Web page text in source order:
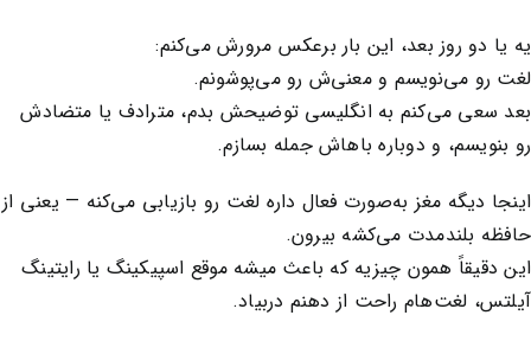
یه یا دو روز بعد، این بار برعکس مرورش می‌کنم:
لغت رو می‌نویسم و معنی‌ش رو می‌پوشونم.
بعد سعی می‌کنم به انگلیسی توضیحش بدم، مترادف یا متضادش
رو بنویسم، و دوباره باهاش جمله بسازم.
اینجا دیگه مغز به‌صورت فعال داره لغت رو بازیابی می‌کنه — یعنی از
حافظه بلندمدت می‌کشه بیرون.
این دقیقاً همون چیزیه که باعث میشه موقع اسپیکینگ یا رایتینگ
آیلتس، لغت‌هام راحت از دهنم دربیاد.